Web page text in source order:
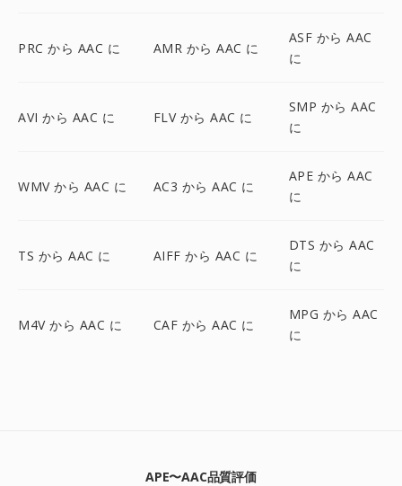
PRC から AAC に AMR から AAC に
ASF から AAC
に
AVI から AAC に FLV から AAC に
SMP から AAC
に
WMV から AAC に AC3 から AAC に
APE から AAC
に
TS から AAC に AIFF から AAC に
DTS から AAC
に
M4V から AAC に CAF から AAC に
MPG から AAC
に
APE〜AAC品質評価